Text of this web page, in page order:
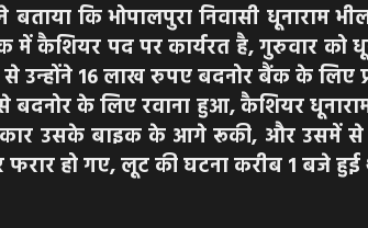
कि भोपालपुरा निवासी धूनाराम
बैंक में कैशियर पद पर कार्यरत है, गुरुवार को
उन्होंने 16 लाख रुपए बदनोर बैंक के लिए
के लिए रवाना हुआ, कैशियर
उसके बाइक के आगे रूकी, और उसमें से
हो गए, लूट की घटना करीब 1 बजे हुई